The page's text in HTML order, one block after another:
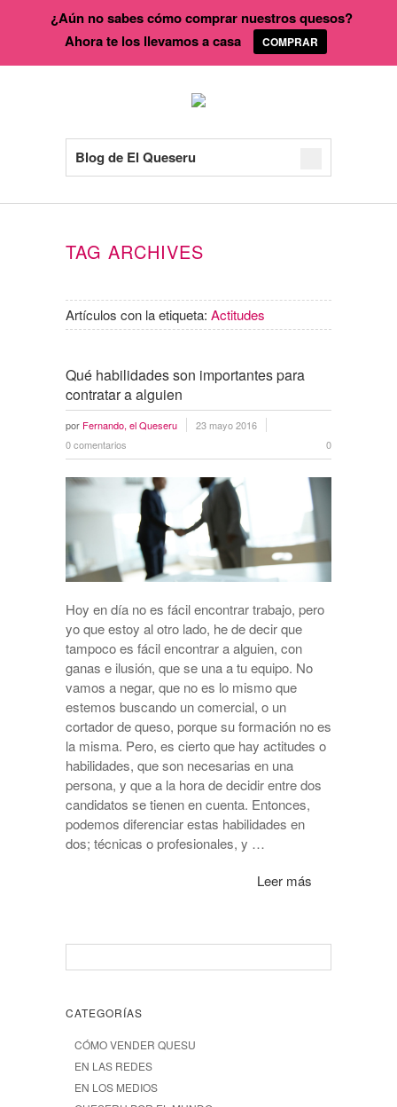
Blog de El Queseru
TAG ARCHIVES
Artículos con la etiqueta: Actitudes
Qué habilidades son importantes para
contratar a alguien
por Fernando, el Queseru
23 mayo 2016
0 comentarios
0
Hoy en día no es fácil encontrar trabajo, pero
yo que estoy al otro lado, he de decir que
tampoco es fácil encontrar a alguien, con
ganas e ilusión, que se una a tu equipo. No
vamos a negar, que no es lo mismo que
estemos buscando un comercial, o un
cortador de queso, porque su formación no es
la misma. Pero, es cierto que hay actitudes o
habilidades, que son necesarias en una
persona, y que a la hora de decidir entre dos
candidatos se tienen en cuenta. Entonces,
podemos diferenciar estas habilidades en
dos; técnicas o profesionales, y …
Leer más
CATEGORÍAS
CÓMO VENDER QUESU
EN LAS REDES
EN LOS MEDIOS
¿Aún no sabes cómo comprar nuestros quesos?
Ahora te los llevamos a casa
COMPRAR